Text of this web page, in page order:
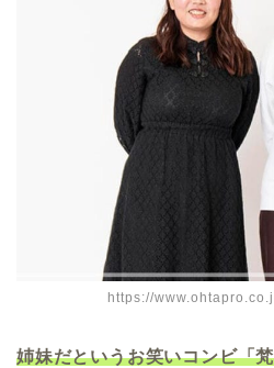
https://
姉妹だというお笑いコンビ「